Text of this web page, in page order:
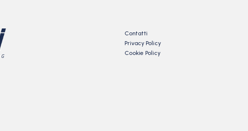
Contatti
Privacy Policy
Cookie Policy